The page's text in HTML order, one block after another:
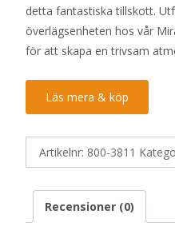
detta fantastiska tillskott.
överlägsenheten hos vår
för att skapa en trivsam
Läs mera & köp
Artikelnr: 800-3811
Recensioner (0)